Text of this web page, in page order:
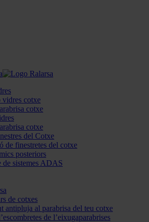
vidres cotxe
cotxe
cotxe
del Cotxe
de finestretes del cotxe
posteriors
de sistemes ADAS
de cotxes
antipluja al parabrisa del teu cotxe
de l’eixugaparabrises